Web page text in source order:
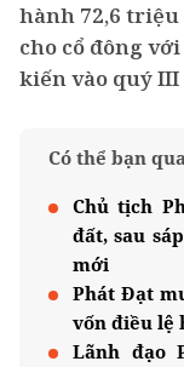
hành 72,6 triệu
cho cổ đông
kiến vào quý III
Có thể bạn
Chủ tịch
đất, sau
mới
Phát Đạt
vốn điều lệ
Lãnh đạo